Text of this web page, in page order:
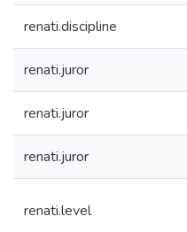
renati.discipline
renati.juror
renati.juror
renati.juror
renati.level